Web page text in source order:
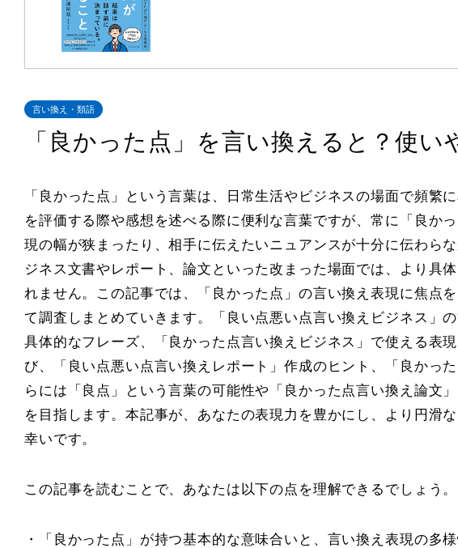
言い換え・類語
「良かった点」を言い換えると？使い
「良かった点」という言葉は、日常生活やビジネスの場面で頻繁
を評価する際や感想を述べる際に便利な言葉ですが、常に「良か
現の幅が狭まったり、相手に伝えたいニュアンスが十分に伝わら
ジネス文書やレポート、論文といった改まった場面では、より具
れません。この記事では、「良かった点」の言い換え表現に焦点
て調査しまとめていきます。「良い点悪い点言い換えビジネス」
具体的なフレーズ、「良かった点言い換えビジネス」で使える表
び、「良い点悪い点言い換えレポート」作成のヒント、「良かっ
らには「良点」という言葉の可能性や「良かった点言い換え論文
を目指します。本記事が、あなたの表現力を豊かにし、より円滑
幸いです。
この記事を読むことで、あなたは以下の点を理解できるでしょう。
・「良かった点」が持つ基本的な意味合いと、言い換え表現の多